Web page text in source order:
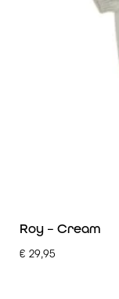
Roy – Cream
€ 29,95